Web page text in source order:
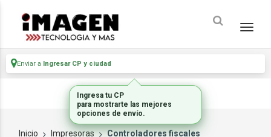
Enviar a Ingresar CP y ciudad
Inicio Impresoras Controladores fiscales
Ingresa tu CP
para mostrarte las mejores
opciones de envío.